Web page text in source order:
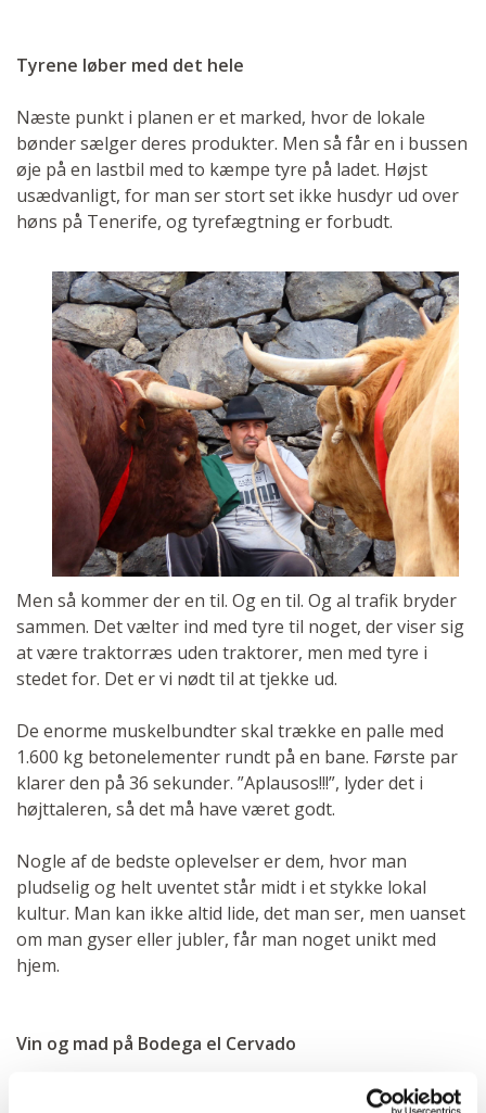
Tyrene løber med det hele
Næste punkt i planen er et marked, hvor de lokale
bønder sælger deres produkter. Men så får en i bussen
øje på en lastbil med to kæmpe tyre på ladet. Højst
usædvanligt, for man ser stort set ikke husdyr ud over
høns på Tenerife, og tyrefægtning er forbudt.
Men så kommer der en til. Og en til. Og al trafik bryder
sammen. Det vælter ind med tyre til noget, der viser sig
at være traktorræs uden traktorer, men med tyre i
stedet for. Det er vi nødt til at tjekke ud.
De enorme muskelbundter skal trække en palle med
1.600 kg betonelementer rundt på en bane. Første par
klarer den på 36 sekunder. ”Aplausos!!!”, lyder det i
højttaleren, så det må have været godt.
Nogle af de bedste oplevelser er dem, hvor man
pludselig og helt uventet står midt i et stykke lokal
kultur. Man kan ikke altid lide, det man ser, men uanset
om man gyser eller jubler, får man noget unikt med
hjem.
Vin og mad på Bodega el Cervado